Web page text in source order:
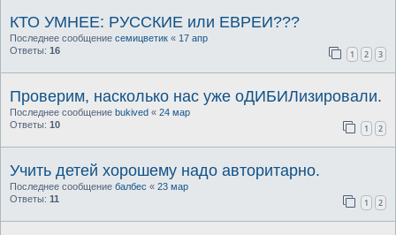
КТО УМНЕЕ: РУССКИЕ или ЕВРЕИ???
Последнее сообщение семицветик « 17 апр
Ответы: 16 1 2 3
Проверим, насколько нас уже оДИБИЛизировали.
Последнее сообщение bukived « 24 мар
Ответы: 10 1 2
Учить детей хорошему надо авторитарно.
Последнее сообщение балбес « 23 мар
Ответы: 11 1 2